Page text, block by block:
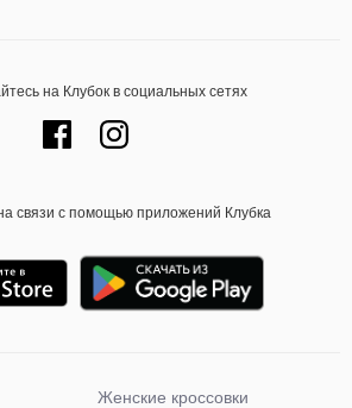
на Клубок в социальных сетях
на связи с помощью приложений Клубка
Женские кроссовки